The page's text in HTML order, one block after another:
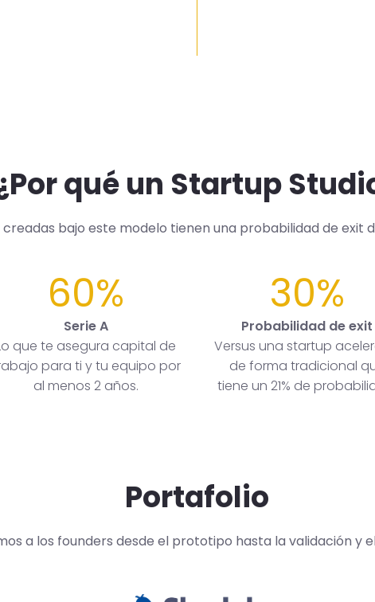
qué un Startup
bajo este modelo tienen una probabilidad de exit
60%
Serie A
que te asegura capital de
para ti y tu equipo por
al menos 2 años.
30%
Probabilidad de exit
Versus una startup
de forma tradicional
tiene un 21% de
Portafolio
a los founders desde el prototipo hasta la validación y